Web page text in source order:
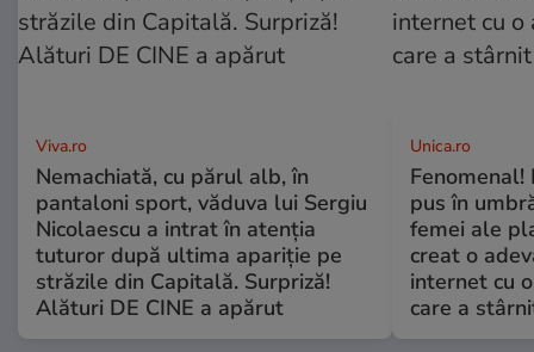
Viva.ro
Nemachiată, cu părul alb, în
pantaloni sport, văduva lui Sergiu
Nicolaescu a intrat în atenția
tuturor după ultima apariție pe
străzile din Capitală. Surpriză!
Alături DE CINE a apărut
Unica.ro
pus în
femei ale
creat o
internet cu
care a